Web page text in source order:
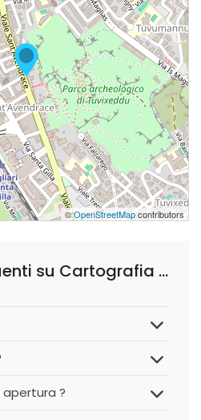
©OpenStreetMapcontributors
Domande Frequenti su Cartografia Sardegna
apertura ?